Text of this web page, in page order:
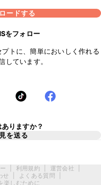
ードする
をフォロー
プトに、簡単においしく作れる
しています。
りますか？
を送る
利用規約 運営会社
せ
よくある質問
楽しむために